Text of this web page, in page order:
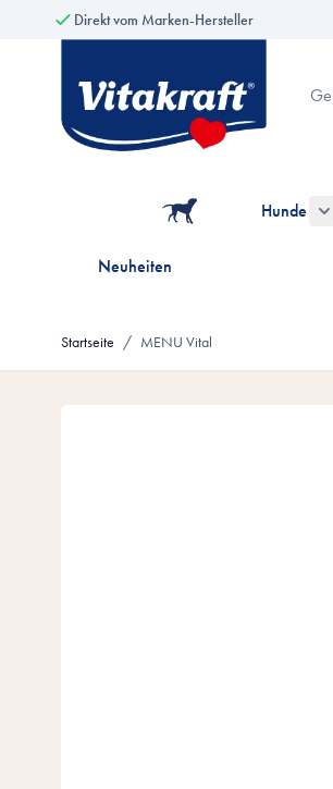
Direkt vom Marken-Hersteller
Hunde
Neuheiten
Startseite / MENU Vital